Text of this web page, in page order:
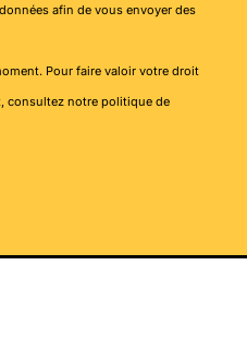
afin de vous envoyer des
Pour faire valoir votre droit
consultez notre politique de